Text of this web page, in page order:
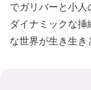
でガリバーと小
ダイナミックな
な世界が生き生き